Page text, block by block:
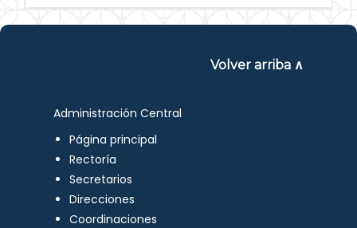
Volver arriba ∧
Administración Central
Página principal
Rectoría
Secretarios
Direcciones
Coordinaciones